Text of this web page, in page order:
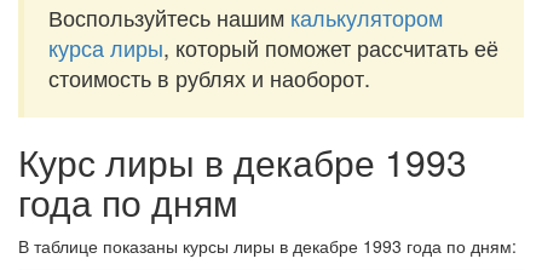
Воспользуйтесь нашим калькулятором
курса лиры, который поможет рассчитать её
стоимость в рублях и наоборот.
Курс лиры в декабре 1993
года по дням
В таблице показаны курсы лиры в декабре 1993 года по дням: